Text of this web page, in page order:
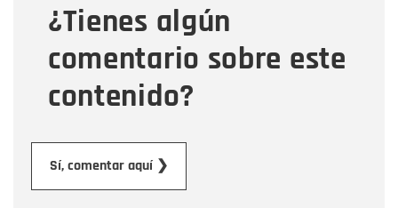
¿Tienes algún
comentario sobre este
contenido?
Sí, comentar aquí ❯
Mensaje